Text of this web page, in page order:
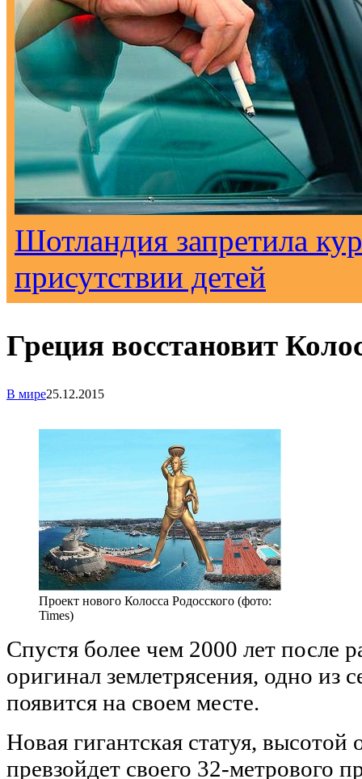
Шотландия запретила
присутствии детей
Греция восстановит
В мире25.12.2015
Проект нового Колосса Родосского (фото:
Times)
Спустя более чем 2000 лет после
оригинал землетрясения, одно из
появится на своем месте.
Новая гигантская статуя, высотой
превзойдет своего 32-метрового